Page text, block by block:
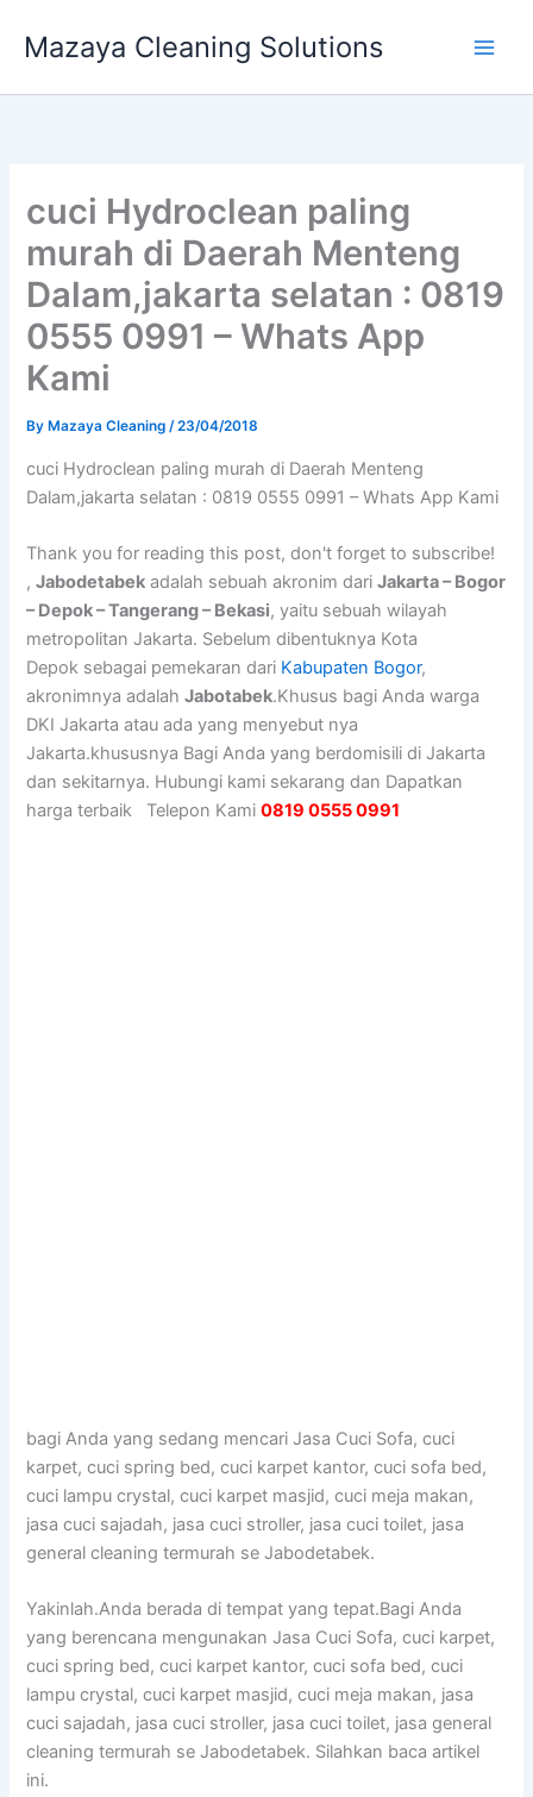
Mazaya Cleaning Solutions
cuci Hydroclean paling
murah di Daerah Menteng
Dalam,jakarta selatan : 0819
0555 0991 – Whats App
Kami
By Mazaya Cleaning/23/04/2018
cuci Hydroclean paling murah di Daerah Menteng
Dalam,jakarta selatan : 0819 0555 0991 – Whats App Kami
Thank you for reading this post, don't forget to subscribe!
,Jabodetabek adalah sebuah akronim dariJakarta – Bogor
– Depok – Tangerang – Bekasi, yaitu sebuah wilayah
metropolitan Jakarta. Sebelum dibentuknya Kota
Depok sebagai pemekaran dari Kabupaten Bogor,
akronimnya adalahJabotabek.Khusus bagi Anda warga
DKI Jakarta atau ada yang menyebut nya
Jakarta.khususnya Bagi Anda yang berdomisili di Jakarta
dan sekitarnya. Hubungi kami sekarang dan Dapatkan
harga terbaik Telepon Kami0819 0555 0991
bagi Anda yang sedang mencari Jasa Cuci Sofa, cuci
karpet, cuci spring bed, cuci karpet kantor, cuci sofa bed,
cuci lampu crystal, cuci karpet masjid, cuci meja makan,
jasa cuci sajadah, jasa cuci stroller, jasa cuci toilet, jasa
general cleaning termurah se Jabodetabek.
Yakinlah.Anda berada di tempat yang tepat.Bagi Anda
yang berencana mengunakan Jasa Cuci Sofa, cuci karpet,
cuci spring bed, cuci karpet kantor, cuci sofa bed, cuci
lampu crystal, cuci karpet masjid, cuci meja makan, jasa
cuci sajadah, jasa cuci stroller, jasa cuci toilet, jasa general
cleaning termurah se Jabodetabek. Silahkan baca artikel
ini.